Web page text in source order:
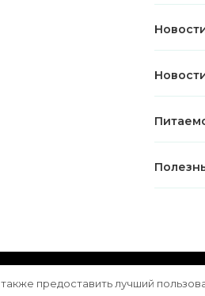
WordPress
предоставить лучший